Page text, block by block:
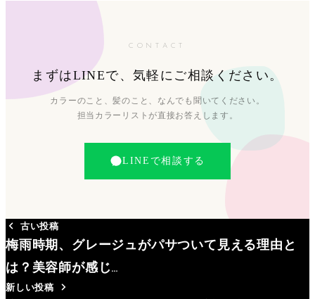
CONTACT
まずはLINEで、気軽にご相談ください。
カラーのこと、髪のこと、なんでも聞いてください。
担当カラーリストが直接お答えします。
LINEで相談する
古い投稿
梅雨時期、グレージュがパサついて見える理由と
は？美容師が感じ…
新しい投稿